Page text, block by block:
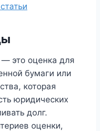
— это оценка для
бумаги или
которая
юридических
долг.
оценки,